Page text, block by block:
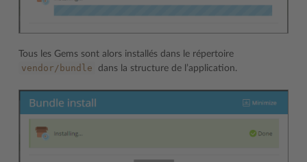
Tous les Gems sont alors installés dans le répertoire
vendor/bundle dans la structure de l’application.